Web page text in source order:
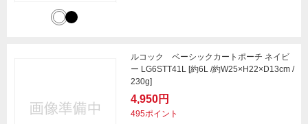
ルコック ベーシックカートポーチ ネイビ
ー LG6STT41L [約6L /約W25×H22×D13cm /
230g]
4,950円
495ポイント